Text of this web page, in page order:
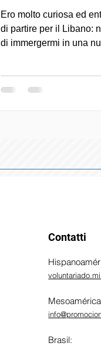
Contatti​
Brasil:
Ero molto curiosa ed
di partire per il Libano:
di immergermi in una
levantino che avevo
prima della partenza,